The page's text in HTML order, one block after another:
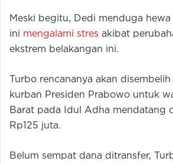
Meski begitu, Dedi menduga hewa
ini mengalami stres akibat
ekstrem belakangan ini.
Turbo rencananya akan
kurban Presiden Prabowo untuk
Barat pada Idul Adha mendatang
Rp125 juta.
Belum sempat dana ditransfer,